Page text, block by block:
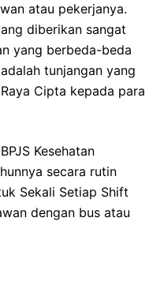
atau pekerjanya.
diberikan sangat
yang berbeda-beda
tunjangan yang
Cipta kepada para
Kesehatan
secara rutin
Sekali Setiap Shift
dengan bus atau